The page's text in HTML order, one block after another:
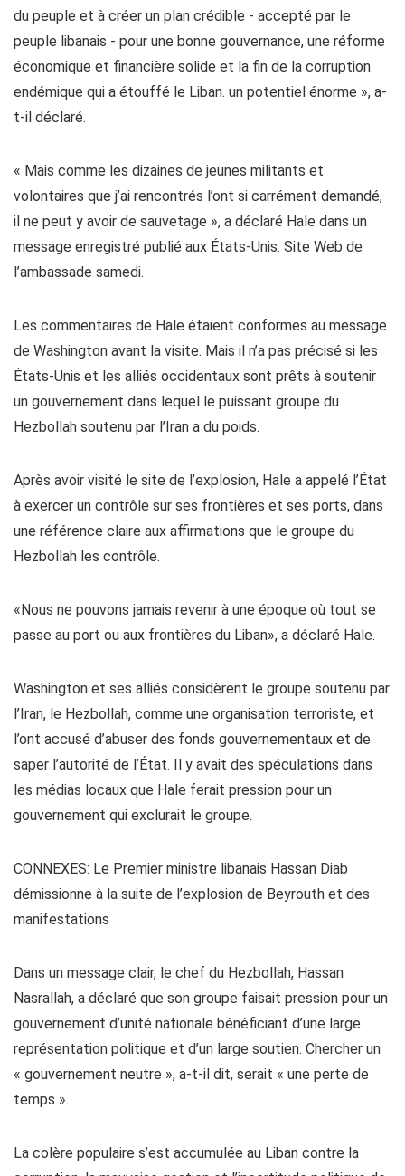
du peuple et à créer un plan crédible - accepté par le
peuple libanais - pour une bonne gouvernance, une réforme
économique et financière solide et la fin de la corruption
endémique qui a étouffé le Liban. un potentiel énorme », a-
t-il déclaré.
« Mais comme les dizaines de jeunes militants et
volontaires que j’ai rencontrés l’ont si carrément demandé,
il ne peut y avoir de sauvetage », a déclaré Hale dans un
message enregistré publié aux États-Unis. Site Web de
l’ambassade samedi.
Les commentaires de Hale étaient conformes au message
de Washington avant la visite. Mais il n’a pas précisé si les
États-Unis et les alliés occidentaux sont prêts à soutenir
un gouvernement dans lequel le puissant groupe du
Hezbollah soutenu par l’Iran a du poids.
Après avoir visité le site de l’explosion, Hale a appelé l’État
à exercer un contrôle sur ses frontières et ses ports, dans
une référence claire aux affirmations que le groupe du
Hezbollah les contrôle.
«Nous ne pouvons jamais revenir à une époque où tout se
passe au port ou aux frontières du Liban», a déclaré Hale.
Washington et ses alliés considèrent le groupe soutenu par
l’Iran, le Hezbollah, comme une organisation terroriste, et
l’ont accusé d’abuser des fonds gouvernementaux et de
saper l’autorité de l’État. Il y avait des spéculations dans
les médias locaux que Hale ferait pression pour un
gouvernement qui exclurait le groupe.
CONNEXES: Le Premier ministre libanais Hassan Diab
démissionne à la suite de l’explosion de Beyrouth et des
manifestations
Dans un message clair, le chef du Hezbollah, Hassan
Nasrallah, a déclaré que son groupe faisait pression pour un
gouvernement d’unité nationale bénéficiant d’une large
représentation politique et d’un large soutien. Chercher un
« gouvernement neutre », a-t-il dit, serait « une perte de
temps ».
La colère populaire s’est accumulée au Liban contre la